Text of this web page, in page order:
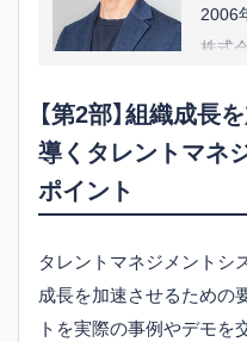
2006
株式
て、
事業
マネ
また
の組
【第2部】組織成長
導くタレントマネ
ポイント
タレントマネジメントシ
成長を加速させるための
トを実際の事例やデモを